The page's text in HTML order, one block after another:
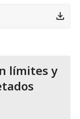
límites y